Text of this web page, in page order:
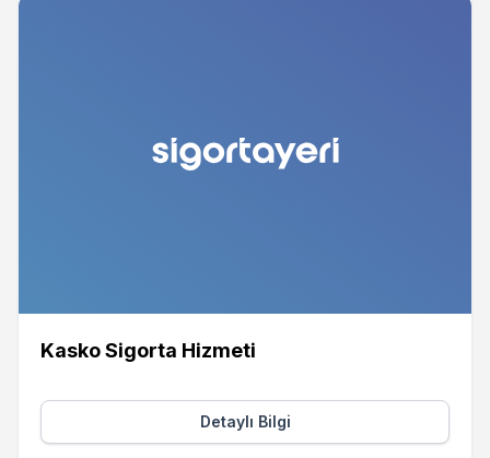
Kasko Sigorta Hizmeti
Detaylı Bilgi